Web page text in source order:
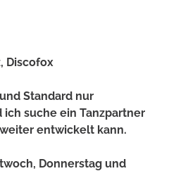
Discofox
Standard nur
suche ein Tanzpartner
entwickelt kann.
Donnerstag und